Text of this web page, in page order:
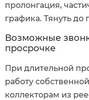
пролонгация,
графика. Тянуть
Возможные
просрочке
При длительной
работу
коллекторам из